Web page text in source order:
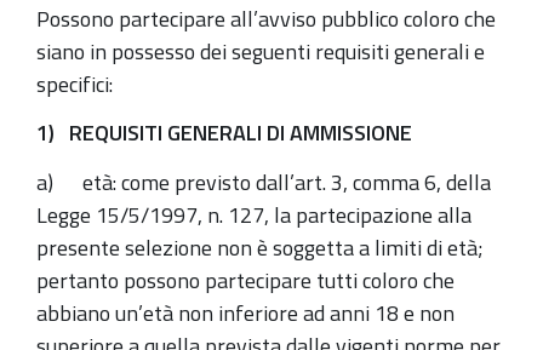
Possono partecipare all’avviso pubblico coloro che
siano in possesso dei seguenti requisiti generali e
specifici:
1) REQUISITI GENERALI DI AMMISSIONE
a) età: come previsto dall’art. 3, comma 6, della
Legge 15/5/1997, n. 127, la partecipazione alla
presente selezione non è soggetta a limiti di età;
pertanto possono partecipare tutti coloro che
abbiano un’età non inferiore ad anni 18 e non